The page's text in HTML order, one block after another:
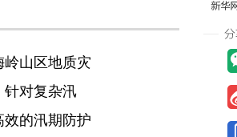
山区地质灾
对复杂汛
的汛期防护